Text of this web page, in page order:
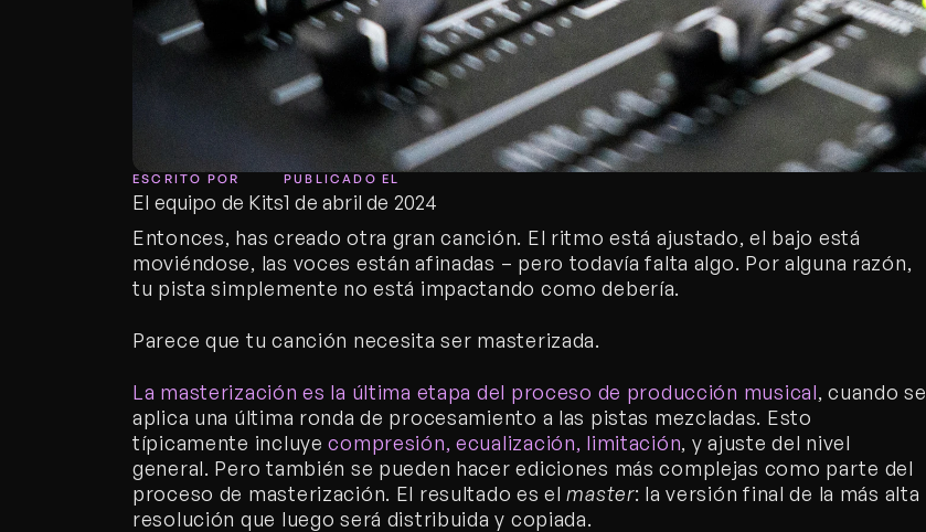
ESCRITO POR
El equipo de Kits
PUBLICADO EL
1 de abril de 2024
Entonces, has creado otra gran canción. El ritmo está ajustado, el bajo está
moviéndose, las voces están afinadas – pero todavía falta algo. Por alguna razón,
tu pista simplemente no está impactando como debería.
Parece que tu canción necesita ser masterizada.
La masterización es la última etapa del proceso de producción musical, cuando se
aplica una última ronda de procesamiento a las pistas mezcladas. Esto
típicamente incluye compresión, ecualización, limitación, y ajuste del nivel
general. Pero también se pueden hacer ediciones más complejas como parte del
proceso de masterización. El resultado es el master: la versión final de la más alta
resolución que luego será distribuida y copiada.